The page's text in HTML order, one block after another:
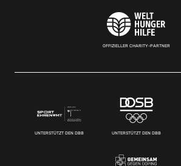
OFFIZIELLER CHARITY-PARTNER
UNTERSTÜTZT DEN DBB UNTERSTÜTZT DEN DBB